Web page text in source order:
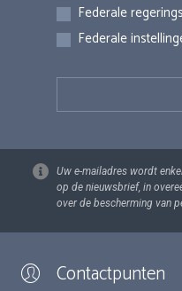
Federale
Federale
Uw e-mailadres wordt
op de nieuwsbrief, in
over de bescherming van
Contactpunten